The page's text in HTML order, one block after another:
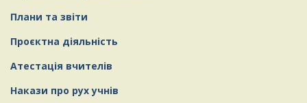
Плани та звіти
Проєктна діяльність
Атестація вчителів
Накази про рух учнів